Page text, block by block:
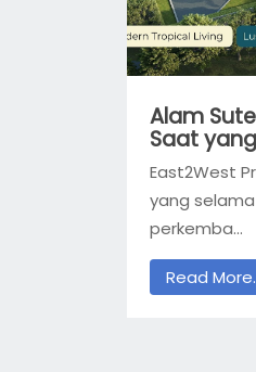
Alam
Saat
East2West
yang
perkemba...
Read